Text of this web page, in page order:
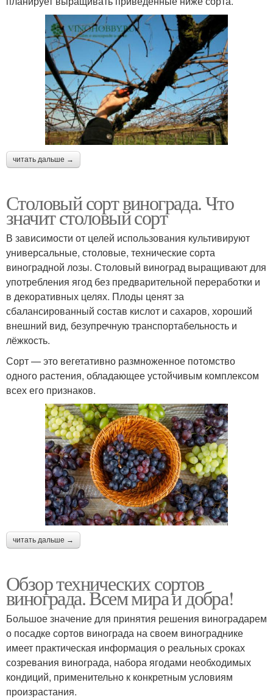
читать дальше →
Столовый сорт винограда. Что
значит столовый сорт
В зависимости от целей использования культивируют
универсальные, столовые, технические сорта
виноградной лозы. Столовый виноград выращивают для
употребления ягод без предварительной переработки и
в декоративных целях. Плоды ценят за
сбалансированный состав кислот и сахаров, хороший
внешний вид, безупречную транспортабельность и
лёжкость.
Сорт — это вегетативно размноженное потомство
одного растения, обладающее устойчивым комплексом
всех его признаков.
читать дальше →
Обзор технических сортов
винограда. Всем мира и добра!
Большое значение для принятия решения виноградарем
о посадке сортов винограда на своем винограднике
имеет практическая информация о реальных сроках
созревания винограда, набора ягодами необходимых
кондиций, применительно к конкретным условиям
произрастания.